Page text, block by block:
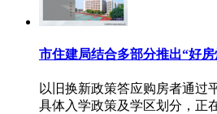
市住建局结合多部分推出“好
以旧换新政策答应购房者通过
具体入学政策及学区划分，正